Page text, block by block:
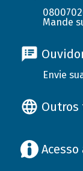
Mande
Envie
Outros